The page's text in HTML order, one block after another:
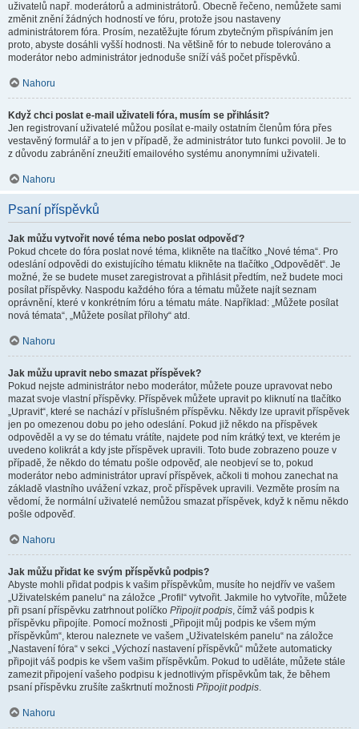
uživatelů např. moderátorů a administrátorů. Obecně řečeno, nemůžete sami
změnit znění žádných hodností ve fóru, protože jsou nastaveny
administrátorem fóra. Prosím, nezatěžujte fórum zbytečným přispíváním jen
proto, abyste dosáhli vyšší hodnosti. Na většině fór to nebude tolerováno a
moderátor nebo administrátor jednoduše sníží váš počet příspěvků.
Nahoru
Když chci poslat e-mail uživateli fóra, musím se přihlásit?
Jen registrovaní uživatelé můžou posílat e-maily ostatním členům fóra přes
vestavěný formulář a to jen v případě, že administrátor tuto funkci povolil. Je to
z důvodu zabránění zneužití emailového systému anonymními uživateli.
Nahoru
Psaní příspěvků
Jak můžu vytvořit nové téma nebo poslat odpověď?
Pokud chcete do fóra poslat nové téma, klikněte na tlačítko „Nové téma“. Pro
odeslání odpovědi do existujícího tématu klikněte na tlačítko „Odpovědět“. Je
možné, že se budete muset zaregistrovat a přihlásit předtím, než budete moci
posílat příspěvky. Naspodu každého fóra a tématu můžete najít seznam
oprávnění, které v konkrétním fóru a tématu máte. Například: „Můžete posílat
nová témata“, „Můžete posílat přílohy“ atd.
Nahoru
Jak můžu upravit nebo smazat příspěvek?
Pokud nejste administrátor nebo moderátor, můžete pouze upravovat nebo
mazat svoje vlastní příspěvky. Příspěvek můžete upravit po kliknutí na tlačítko
„Upravit“, které se nachází v příslušném příspěvku. Někdy lze upravit příspěvek
jen po omezenou dobu po jeho odeslání. Pokud již někdo na příspěvek
odpověděl a vy se do tématu vrátíte, najdete pod ním krátký text, ve kterém je
uvedeno kolikrát a kdy jste příspěvek upravili. Toto bude zobrazeno pouze v
případě, že někdo do tématu pošle odpověď, ale neobjeví se to, pokud
moderátor nebo administrátor upraví příspěvek, ačkoli ti mohou zanechat na
základě vlastního uvážení vzkaz, proč příspěvek upravili. Vezměte prosím na
vědomí, že normální uživatelé nemůžou smazat příspěvek, když k němu někdo
pošle odpověď.
Nahoru
Jak můžu přidat ke svým příspěvků podpis?
Abyste mohli přidat podpis k vašim příspěvkům, musíte ho nejdřív ve vašem
„Uživatelském panelu“ na záložce „Profil“ vytvořit. Jakmile ho vytvoříte, můžete
při psaní příspěvku zatrhnout políčko Připojit podpis, čímž váš podpis k
příspěvku připojíte. Pomocí možnosti „Připojit můj podpis ke všem mým
příspěvkům“, kterou naleznete ve vašem „Uživatelském panelu“ na záložce
„Nastavení fóra“ v sekci „Výchozí nastavení příspěvků“ můžete automaticky
připojit váš podpis ke všem vašim příspěvkům. Pokud to uděláte, můžete stále
zamezit připojení vašeho podpisu k jednotlivým příspěvkům tak, že během
psaní příspěvku zrušíte zaškrtnutí možnosti Připojit podpis.
Nahoru